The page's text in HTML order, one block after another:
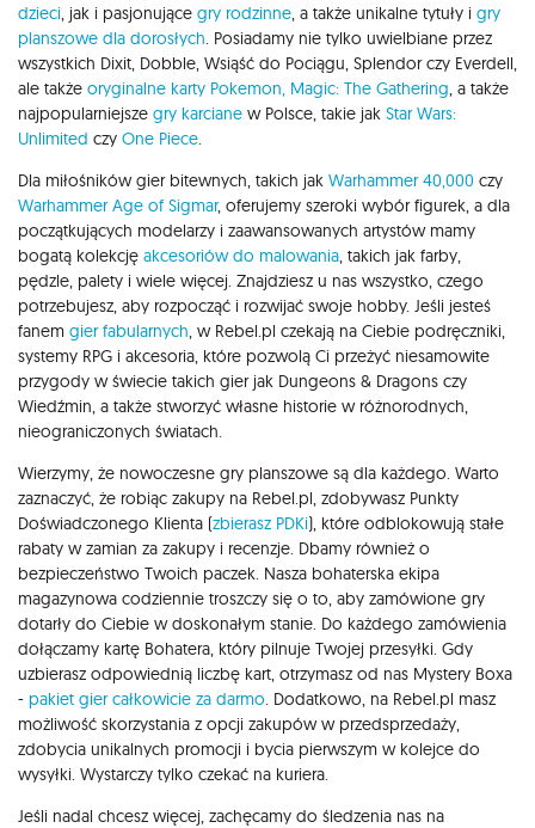
dzieci, jak i pasjonujące gry rodzinne, a także unikalne tytuły i gry
planszowe dla dorosłych. Posiadamy nie tylko uwielbiane przez
wszystkich Dixit, Dobble, Wsiąść do Pociągu, Splendor czy Everdell,
ale także oryginalne karty Pokemon, Magic: The Gathering, a także
najpopularniejsze gry karciane w Polsce, takie jak Star Wars:
Unlimited czy One Piece.
Dla miłośników gier bitewnych, takich jak Warhammer 40,000 czy
Warhammer Age of Sigmar, oferujemy szeroki wybór figurek, a dla
początkujących modelarzy i zaawansowanych artystów mamy
bogatą kolekcję akcesoriów do malowania, takich jak farby,
pędzle, palety i wiele więcej. Znajdziesz u nas wszystko, czego
potrzebujesz, aby rozpocząć i rozwijać swoje hobby. Jeśli jesteś
fanem gier fabularnych, w Rebel.pl czekają na Ciebie podręczniki,
systemy RPG i akcesoria, które pozwolą Ci przeżyć niesamowite
przygody w świecie takich gier jak Dungeons & Dragons czy
Wiedźmin, a także stworzyć własne historie w różnorodnych,
nieograniczonych światach.
Wierzymy, że nowoczesne gry planszowe są dla każdego. Warto
zaznaczyć, że robiąc zakupy na Rebel.pl, zdobywasz Punkty
Doświadczonego Klienta (zbierasz PDKi), które odblokowują stałe
rabaty w zamian za zakupy i recenzje. Dbamy również o
bezpieczeństwo Twoich paczek. Nasza bohaterska ekipa
magazynowa codziennie troszczy się o to, aby zamówione gry
dotarły do Ciebie w doskonałym stanie. Do każdego zamówienia
dołączamy kartę Bohatera, który pilnuje Twojej przesyłki. Gdy
uzbierasz odpowiednią liczbę kart, otrzymasz od nas Mystery Boxa
- pakiet gier całkowicie za darmo. Dodatkowo, na Rebel.pl masz
możliwość skorzystania z opcji zakupów w przedsprzedaży,
zdobycia unikalnych promocji i bycia pierwszym w kolejce do
wysyłki. Wystarczy tylko czekać na kuriera.
Jeśli nadal chcesz więcej, zachęcamy do śledzenia nas na